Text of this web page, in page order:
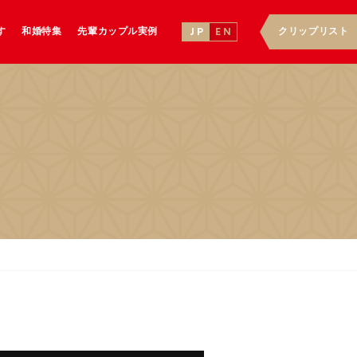
和婚特集 先輩カップル実例 J P E N クリップリスト